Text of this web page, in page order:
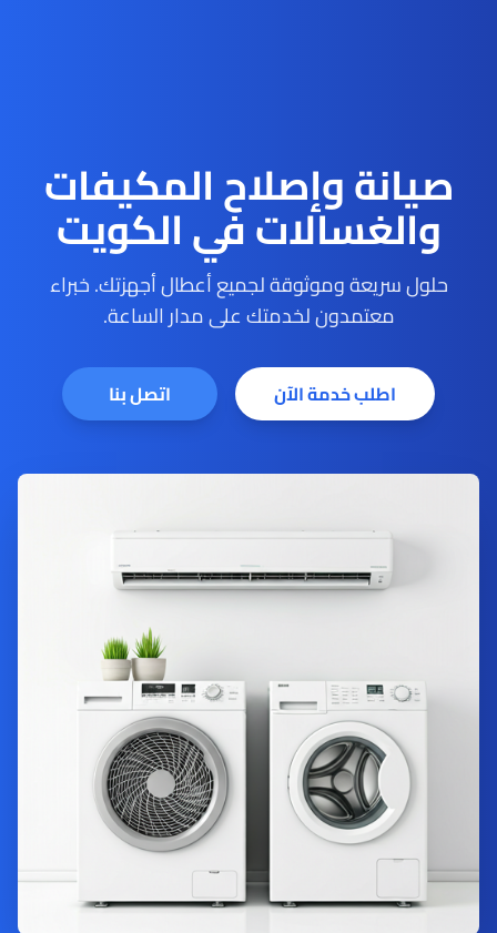
صيانة وإصلاح المكيفات
والغسالات في الكويت
حلول سريعة وموثوقة لجميع أعطال أجهزتك. خبراء
معتمدون لخدمتك على مدار الساعة.
اطلب خدمة الآن اتصل بنا